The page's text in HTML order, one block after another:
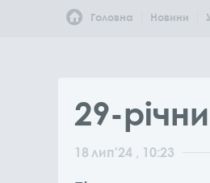
Головна Новини
29-
18 лип'24 , 10:23